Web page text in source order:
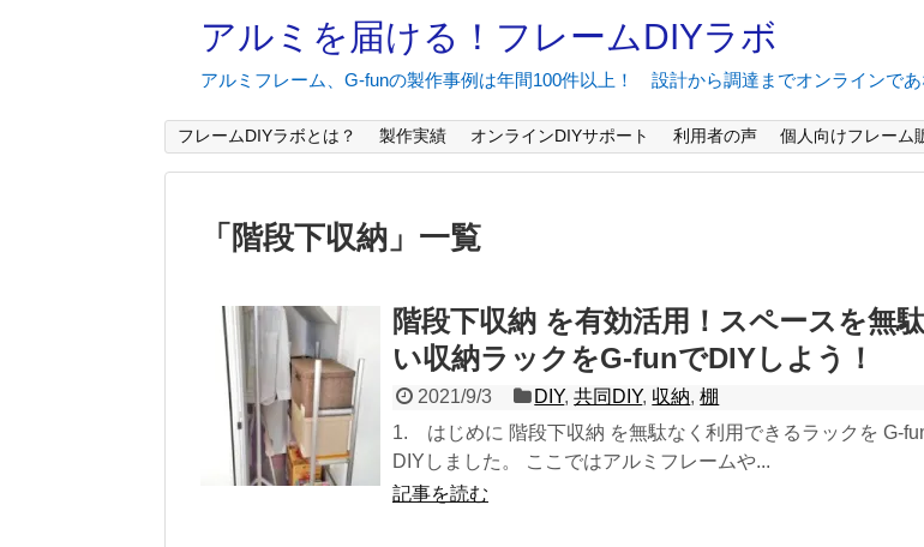
アルミを届ける！フレームDIYラボ
アルミフレーム、G-funの製作事例は年間100件以上！ 設計から調達までオンラインであ
フレームDIYラボとは？ 製作実績 オンラインDIYサポート 利用者の声 個人向けフレーム
「 階段下収納 」 一覧
階段下収納 を有効活用！スペースを無
い収納ラックをG-funでDIYしよう！
2021/9/3 DIY,共同DIY, 収納,棚
1. はじめに 階段下収納 を無駄なく利用できるラックを G-
DIYしました。 ここではアルミフレームや...
記事を読む